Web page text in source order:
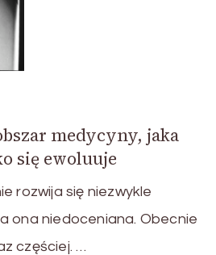
medycyny, jaka
się ewoluuje
rozwija się niezwykle
ona niedoceniana. Obecnie
częściej. …